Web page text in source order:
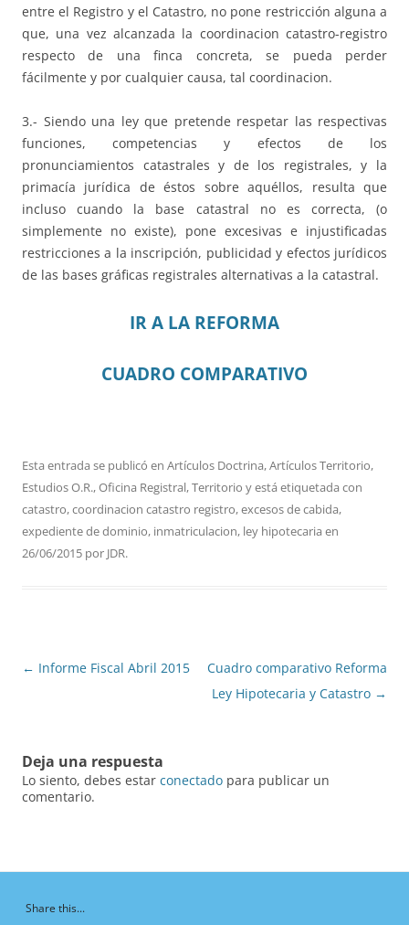
entre el Registro y el Catastro, no pone restricción alguna a
que, una vez alcanzada la coordinacion catastro-registro
respecto de una finca concreta, se pueda perder
fácilmente y por cualquier causa, tal coordinacion.
3.- Siendo una ley que pretende respetar las respectivas
funciones, competencias y efectos de los
pronunciamientos catastrales y de los registrales, y la
primacía jurídica de éstos sobre aquéllos, resulta que
incluso cuando la base catastral no es correcta, (o
simplemente no existe), pone excesivas e injustificadas
restricciones a la inscripción, publicidad y efectos jurídicos
de las bases gráficas registrales alternativas a la catastral.
IR A LA REFORMA
CUADRO COMPARATIVO
Esta entrada se publicó en Artículos Doctrina,Artículos Territorio,
Estudios O.R.,Oficina Registral,Territorio y está etiquetada con
catastro,coordinacion catastro registro,excesos de cabida,
expediente de dominio, inmatriculacion, ley hipotecaria en
26/06/2015 por JDR.
Navegación
← Informe Fiscal Abril 2015
Cuadro comparativo Reforma
Ley Hipotecaria y Catastro →
Deja una respuesta
Lo siento, debes estar conectado para publicar un
comentario.
Share this...